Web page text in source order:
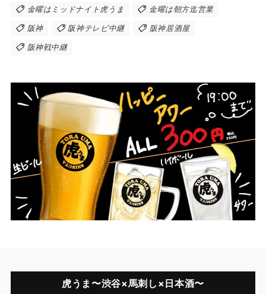
金曜はミッドナイト虎うま 金曜は朝方迄営業
阪神 阪神テレビ中継 阪神居酒屋
阪神戦中継
虎うま〜渋谷×馬刺し×日本酒〜